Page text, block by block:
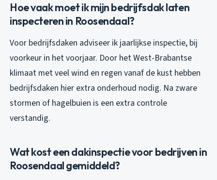
Hoe vaak moet ik mijn bedrijfsdak laten
inspecteren in Roosendaal?
Voor bedrijfsdaken adviseer ik jaarlijkse inspectie, bij
voorkeur in het voorjaar. Door het West-Brabantse
klimaat met veel wind en regen vanaf de kust hebben
bedrijfsdaken hier extra onderhoud nodig. Na zware
stormen of hagelbuien is een extra controle
verstandig.
Wat kost een dakinspectie voor bedrijven in
Roosendaal gemiddeld?